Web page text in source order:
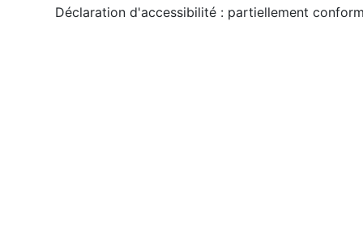
Déclaration d'accessibilité : partiellement